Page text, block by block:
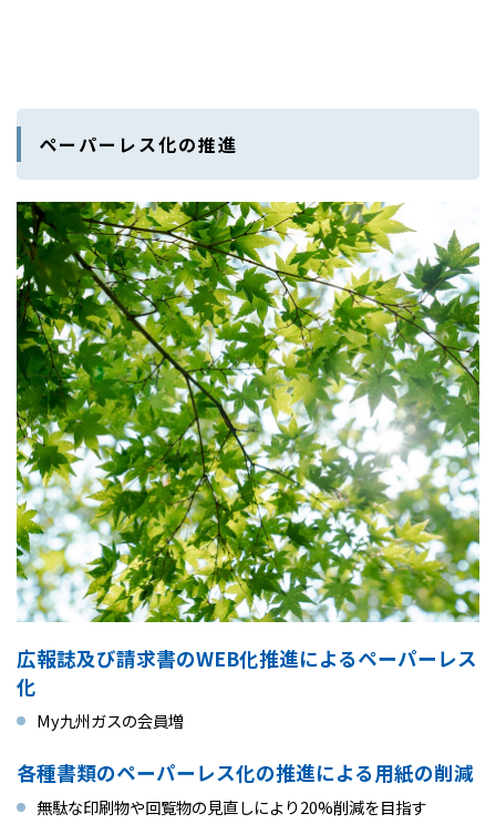
ペーパーレス化の推進
広報誌及び請求書のWEB化推進によるペーパーレス
化
My九州ガスの会員増
各種書類のペーパーレス化の推進による用紙の削減
無駄な印刷物や回覧物の見直しにより20%削減を目指す